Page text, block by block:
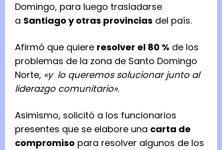
Domingo, para luego trasladarse
a Santiago y otras provincias del país.
Afirmó que quiere resolver el 80 % de los
problemas de la zona de Santo Domingo
Norte, «y lo queremos solucionar junto al
liderazgo comunitario».
Asimismo, solicitó a los funcionarios
presentes que se elabore una carta de
compromiso para resolver algunos de los